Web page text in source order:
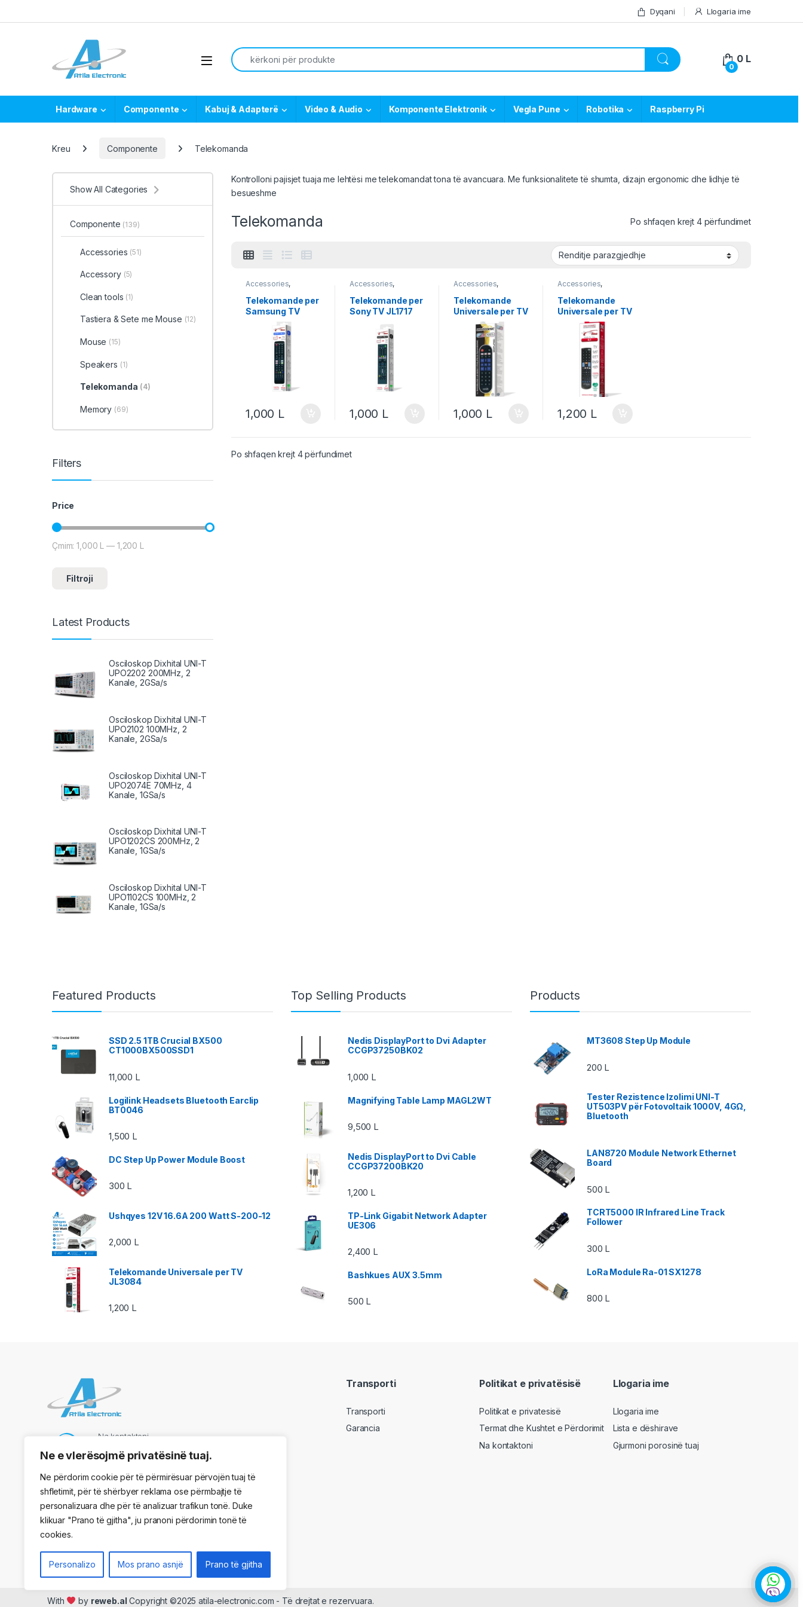
Ne e vlerësojmë privatësinë tuaj.
Ne përdorim cookie për të përmirësuar përvojën tuaj të
shfletimit, për të shërbyer reklama ose përmbajtje të
personalizuara dhe për të analizuar trafikun tonë. Duke
klikuar "Prano të gjitha", ju pranoni përdorimin tonë të
cookies.
Personalizo Mos prano asnjë Prano të gjitha
Dyqani Llogaria ime
Open
Search for:
0
0 L
Hardware Componente Kabuj & Adapterë Video & Audio Komponente Elektronik Vegla Pune Robotika Raspberry Pi
Kreu Componente Telekomanda
Kontrolloni pajisjet tuaja me lehtësi me telekomandat tona të avancuara. Me funksionalitete të shumta, dizajn ergonomic dhe lidhje të
besueshme
Telekomanda Po shfaqen krejt 4 përfundimet
Accessories,
Telekomanda
Telekomande per
Samsung TV
1,000 L
Accessories,
Componente,Media,
Telekomanda
Telekomande per
Sony TV JL1717
1,000 L
Accessories,
Componente,
Telekomanda
Telekomande
Universale per TV
JL1713
1,000 L
Accessories,
Componente,Media
Telekomanda
Telekomande
Universale per TV
JL3084
1,200 L
Po shfaqen krejt 4 përfundimet
Show All Categories
Componente (139)
Accessories (51)
Accessory (5)
Clean tools (1)
Tastiera & Sete me Mouse (12)
Mouse (15)
Speakers (1)
Telekomanda (4)
Memory (69)
Filters
Price
Çmimi më i ulët
Çmimi më i lartë
Filtroji
Çmim:1,000 L — 1,200 L
Latest Products
Osciloskop Dixhital UNI-T
UPO2202 200MHz, 2
Kanale, 2GSa/s
Osciloskop Dixhital UNI-T
UPO2102 100MHz, 2
Kanale, 2GSa/s
Osciloskop Dixhital UNI-T
UPO2074E 70MHz, 4
Kanale, 1GSa/s
Osciloskop Dixhital UNI-T
UPO1202CS 200MHz, 2
Kanale, 1GSa/s
Osciloskop Dixhital UNI-T
UPO1102CS 100MHz, 2
Kanale, 1GSa/s
Featured Products
SSD 2.5 1TB Crucial BX500
CT1000BX500SSD1
11,000 L
Logilink Headsets Bluetooth Earclip
BT0046
1,500 L
DC Step Up Power Module Boost
300 L
Ushqyes 12V 16.6A 200 Watt S-200-12
2,000 L
Telekomande Universale per TV
JL3084
1,200 L
Top Selling Products
Nedis DisplayPort to Dvi Adapter
CCGP37250BK02
1,000 L
Magnifying Table Lamp MAGL2WT
9,500 L
Nedis DisplayPort to Dvi Cable
CCGP37200BK20
1,200 L
TP-Link Gigabit Network Adapter
UE306
2,400 L
Bashkues AUX 3.5mm
500 L
Products
MT3608 Step Up Module
200 L
Tester Rezistence Izolimi UNI-T
UT503PV për Fotovoltaik 1000V, 4GΩ,
Bluetooth
LAN8720 Module Network Ethernet
Board
500 L
TCRT5000 IR Infrared Line Track
Follower
300 L
LoRa Module Ra-01 SX1278
800 L
Na kontaktoni
069 73 48 717
Adresa
Kryqezimi Vasil Shaanto, ngjitur me dyqanin One, Tirane
Transporti
Transporti
Garancia
Politikat e privatësisë
Politikat e privatesisë
Termat dhe Kushtet e Përdorimit
Na kontaktoni
Llogaria ime
Llogaria ime
Lista e dëshirave
Gjurmoni porosinë tuaj
With by reweb.al Copyright ©2025 atila-electronic.com - Të drejtat e rezervuara.